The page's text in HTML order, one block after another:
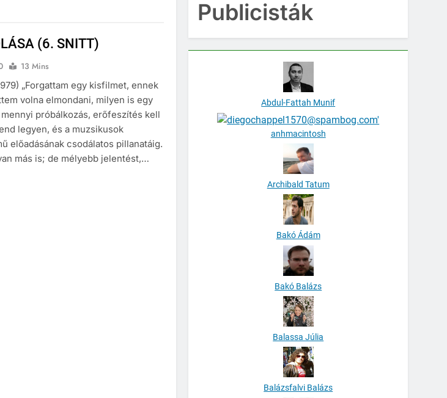
(6. SNITT)
13 Mins
„Forgattam egy kisfilmet, ennek
volna elmondani, milyen is egy
próbálkozás, erőfeszítés kell
legyen, és a muzsikusok
előadásának csodálatos pillanatáig.
más is; de mélyebb jelentést,…
Publicisták
Abdul-Fattah Munif
anhmacintosh
Archibald Tatum
Bakó Ádám
Bakó Balázs
Balassa Júlia
Balázsfalvi Balázs